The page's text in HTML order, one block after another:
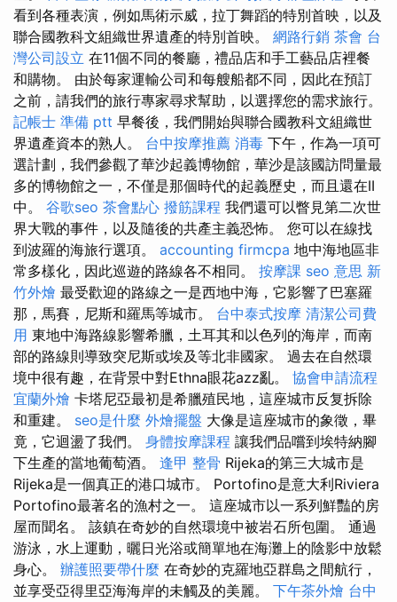
看到各種表演，例如馬術示威，拉丁舞蹈的特別首映，以及
聯合國教科文組織世界遺產的特別首映。 網路行銷 茶會 台
灣公司設立 在11個不同的餐廳，禮品店和手工藝品店裡餐
和購物。 由於每家運輸公司和每艘船都不同，因此在預訂
之前，請我們的旅行專家尋求幫助，以選擇您的需求旅行。
記帳士 準備 ptt 早餐後，我們開始與聯合國教科文組織世
界遺產資本的熟人。 台中按摩推薦 消毒 下午，作為一項可
選計劃，我們參觀了華沙起義博物館，華沙是該國訪問量最
多的博物館之一，不僅是那個時代的起義歷史，而且還在II
中。 谷歌seo 茶會點心 撥筋課程 我們還可以瞥見第二次世
界大戰的事件，以及隨後的共產主義恐怖。 您可以在線找
到波羅的海旅行選項。 accounting firmcpa 地中海地區非
常多樣化，因此巡遊的路線各不相同。 按摩課 seo 意思 新
竹外燴 最受歡迎的路線之一是西地中海，它影響了巴塞羅
那，馬賽，尼斯和羅馬等城市。 台中泰式按摩 清潔公司費
用 東地中海路線影響希臘，土耳其和以色列的海岸，而南
部的路線則導致突尼斯或埃及等北非國家。 過去在自然環
境中很有趣，在背景中對Ethna眼花azz亂。 協會申請流程
宜蘭外燴 卡塔尼亞最初是希臘殖民地，這座城市反复拆除
和重建。 seo是什麼 外燴擺盤 大像是這座城市的象徵，畢
竟，它迴盪了我們。 身體按摩課程 讓我們品嚐到埃特納腳
下生產的當地葡萄酒。 逢甲 整骨 Rijeka的第三大城市是
Rijeka是一個真正的港口城市。 Portofino是意大利Riviera
Portofino最著名的漁村之一。 這座城市以一系列鮮豔的房
屋而聞名。 該鎮在奇妙的自然環境中被岩石所包圍。 通過
游泳，水上運動，曬日光浴或簡單地在海灘上的陰影中放鬆
身心。 辦護照要帶什麼 在奇妙的克羅地亞群島之間航行，
並享受亞得里亞海海岸的未觸及的美麗。 下午茶外燴 台中